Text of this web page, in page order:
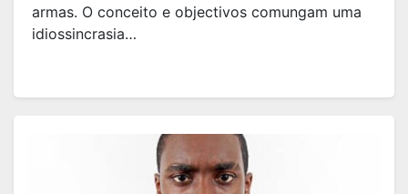
armas. O conceito e objectivos comungam uma
idiossincrasia…